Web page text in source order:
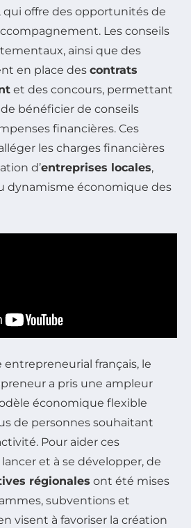
, qui offre des opportunités de
Les conseils
ainsi que des
en place des contrats
et des concours, permettant
bénéficier de conseils
financières. Ces
les charges financières
d’entreprises locales,
dynamisme économique des
entrepreneurial français, le
a pris une ampleur
économique flexible
de personnes souhaitant
Pour aider ces
et à se développer, de
régionales ont été mises
subventions et
visent à favoriser la création